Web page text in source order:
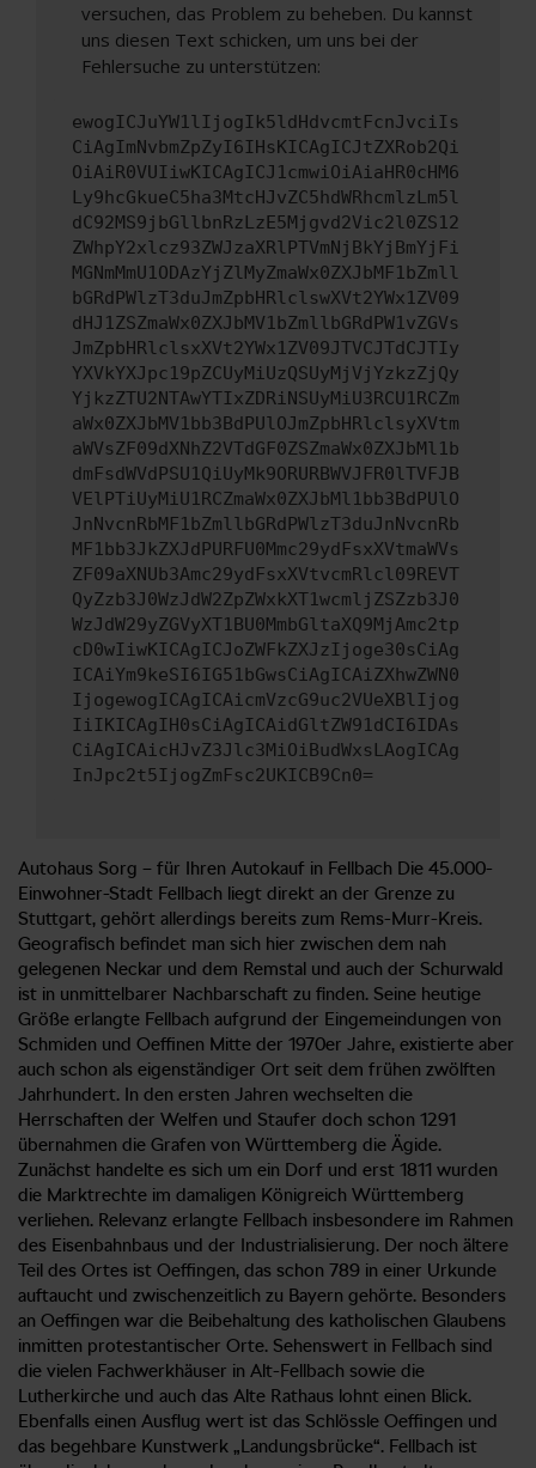
versuchen, das Problem zu beheben. Du kannst
uns diesen Text schicken, um uns bei der
Fehlersuche zu unterstützen:
ewogICJuYW1lIjogIk5ldHdvcmtFcnJvciIs
CiAgImNvbmZpZyI6IHsKICAgICJtZXRob2Qi
OiAiR0VUIiwKICAgICJ1cmwiOiAiaHR0cHM6
Ly9hcGkueC5ha3MtcHJvZC5hdWRhcmlzLm5l
dC92MS9jbGllbnRzLzE5Mjgvd2Vic2l0ZS12
ZWhpY2xlcz93ZWJzaXRlPTVmNjBkYjBmYjFi
MGNmMmU1ODAzYjZlMyZmaWx0ZXJbMF1bZmll
bGRdPWlzT3duJmZpbHRlclswXVt2YWx1ZV09
dHJ1ZSZmaWx0ZXJbMV1bZmllbGRdPW1vZGVs
JmZpbHRlclsxXVt2YWx1ZV09JTVCJTdCJTIy
YXVkYXJpc19pZCUyMiUzQSUyMjVjYzkzZjQy
YjkzZTU2NTAwYTIxZDRiNSUyMiU3RCU1RCZm
aWx0ZXJbMV1bb3BdPUlOJmZpbHRlclsyXVtm
aWVsZF09dXNhZ2VTdGF0ZSZmaWx0ZXJbMl1b
dmFsdWVdPSU1QiUyMk9ORURBWVJFR0lTVFJB
VElPTiUyMiU1RCZmaWx0ZXJbMl1bb3BdPUlO
JnNvcnRbMF1bZmllbGRdPWlzT3duJnNvcnRb
MF1bb3JkZXJdPURFU0Mmc29ydFsxXVtmaWVs
ZF09aXNUb3Amc29ydFsxXVtvcmRlcl09REVT
QyZzb3J0WzJdW2ZpZWxkXT1wcmljZSZzb3J0
WzJdW29yZGVyXT1BU0MmbGltaXQ9MjAmc2tp
cD0wIiwKICAgICJoZWFkZXJzIjoge30sCiAg
ICAiYm9keSI6IG51bGwsCiAgICAiZXhwZWN0
IjogewogICAgICAicmVzcG9uc2VUeXBlIjog
IiIKICAgIH0sCiAgICAidGltZW91dCI6IDAs
CiAgICAicHJvZ3Jlc3MiOiBudWxsLAogICAg
InJpc2t5IjogZmFsc2UKICB9Cn0=
Autohaus Sorg – für Ihren Autokauf in Fellbach Die 45.000-
Einwohner-Stadt Fellbach liegt direkt an der Grenze zu
Stuttgart, gehört allerdings bereits zum Rems-Murr-Kreis.
Geografisch befindet man sich hier zwischen dem nah
gelegenen Neckar und dem Remstal und auch der Schurwald
ist in unmittelbarer Nachbarschaft zu finden. Seine heutige
Größe erlangte Fellbach aufgrund der Eingemeindungen von
Schmiden und Oeffinen Mitte der 1970er Jahre, existierte aber
auch schon als eigenständiger Ort seit dem frühen zwölften
Jahrhundert. In den ersten Jahren wechselten die
Herrschaften der Welfen und Staufer doch schon 1291
übernahmen die Grafen von Württemberg die Ägide.
Zunächst handelte es sich um ein Dorf und erst 1811 wurden
die Marktrechte im damaligen Königreich Württemberg
verliehen. Relevanz erlangte Fellbach insbesondere im Rahmen
des Eisenbahnbaus und der Industrialisierung. Der noch ältere
Teil des Ortes ist Oeffingen, das schon 789 in einer Urkunde
auftaucht und zwischenzeitlich zu Bayern gehörte. Besonders
an Oeffingen war die Beibehaltung des katholischen Glaubens
inmitten protestantischer Orte. Sehenswert in Fellbach sind
die vielen Fachwerkhäuser in Alt-Fellbach sowie die
Lutherkirche und auch das Alte Rathaus lohnt einen Blick.
Ebenfalls einen Ausflug wert ist das Schlössle Oeffingen und
das begehbare Kunstwerk „Landungsbrücke“. Fellbach ist